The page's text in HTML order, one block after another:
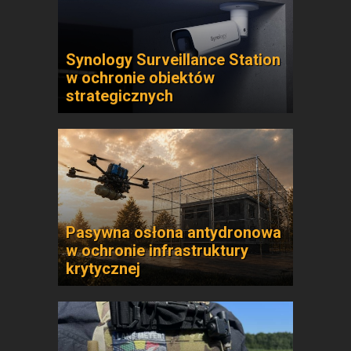
Synology Surveillance Station
w ochronie obiektów
strategicznych
Pasywna osłona antydronowa
w ochronie infrastruktury
krytycznej